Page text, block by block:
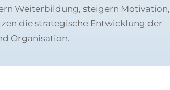
Weiterbildung, steigern Motivation,
die strategische Entwicklung der
Organisation.